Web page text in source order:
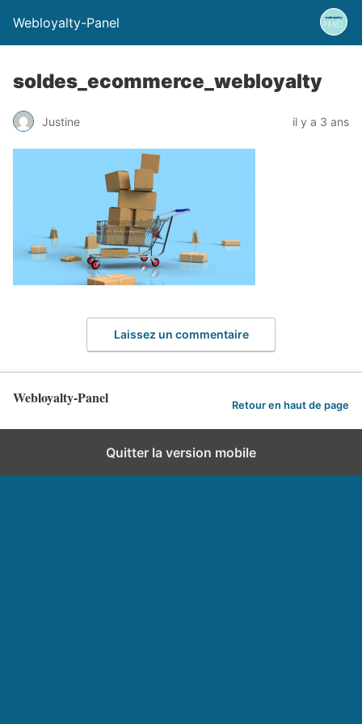
Webloyalty-Panel
soldes_ecommerce_webloyalty
Justine il y a 3 ans
Laissez un commentaire
Webloyalty-Panel Retour en haut de page
Quitter la version mobile